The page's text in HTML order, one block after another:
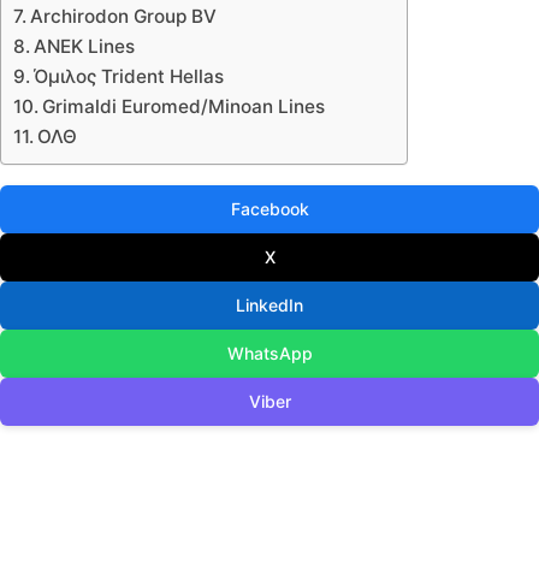
Archirodon Group BV
ANEK Lines
Όμιλος Trident Hellas
Grimaldi Euromed/Minoan Lines
ΟΛΘ
Facebook
X
LinkedIn
WhatsApp
Viber